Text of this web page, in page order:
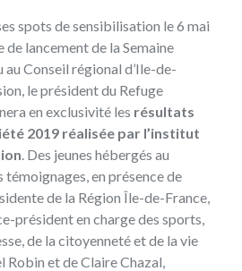
spots de sensibilisation le 6 mai
de lancement de la Semaine
Conseil régional d’Ile-de-
le président du Refuge
en exclusivité les résultats
2019 réalisée par l’institut
. Des jeunes hébergés au
en présence de
de la Région Île-de-France,
président en charge des sports,
de la citoyenneté et de la vie
et de Claire Chazal,